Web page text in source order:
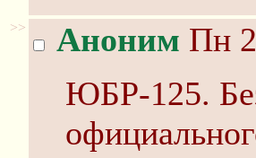
>> Аноним Пн
ЮБР-125.